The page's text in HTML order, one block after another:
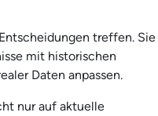
treffen. Sie
mit historischen
Daten anpassen.
nur auf aktuelle